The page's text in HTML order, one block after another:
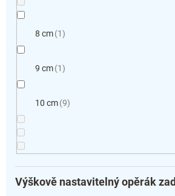
8 cm 1
9 cm 1
10 cm 9
Výškově nastavitelný opěrák zad